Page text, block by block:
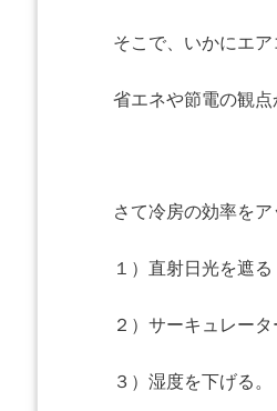
そこで、いかにエ
省エネや節電の観点
さて冷房の効率をア
１）直射日光を遮る
２）サーキュレー
３）湿度を下げる。